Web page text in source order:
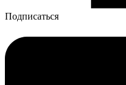
Подписаться